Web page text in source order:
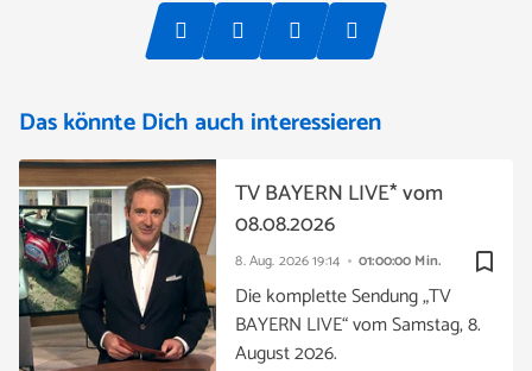
Das könnte Dich auch interessieren
bookmark_border
8. Aug. 202619:14 01:00:00 Min.
TV BAYERN LIVE* vom
08.08.2026
Die komplette Sendung „TV
BAYERN LIVE“ vom Samstag, 8.
August 2026.